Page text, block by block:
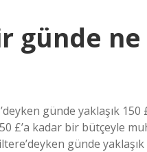
günde
günde yaklaşık
£’a kadar bir bütçeyle
günde